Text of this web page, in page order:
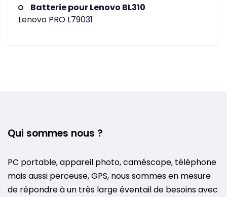
Batterie pour Lenovo BL310
Lenovo PRO L79031
Qui sommes nous ?
PC portable, appareil photo, caméscope, téléphone
mais aussi perceuse, GPS, nous sommes en mesure
de répondre à un très large éventail de besoins avec